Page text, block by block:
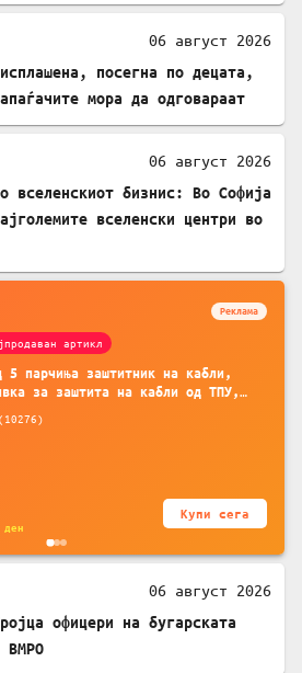
06 август 2026
посегна по децата,
мора да одговараат
06 август 2026
вселенскиот бизнис: Во Софија
вселенски центри во
Реклама
артикл
5 парчиња заштитник на кабли,
за заштита на кабли од ТПУ,
за заштита на кабли, без
за мобилни телефони, комплет
( 10276)
ден
Купи сега
06 август 2026
офицери на бугарската
ВМРО